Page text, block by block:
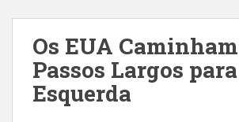
Os EUA
Passos Largos
Esquerda